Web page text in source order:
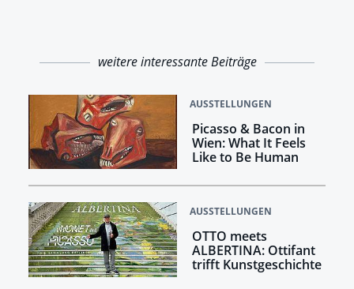
weitere interessante Beiträge
AUSSTELLUNGEN
Picasso & Bacon in
Wien: What It Feels
Like to Be Human
AUSSTELLUNGEN
OTTO meets
ALBERTINA: Ottifant
trifft Kunstgeschichte